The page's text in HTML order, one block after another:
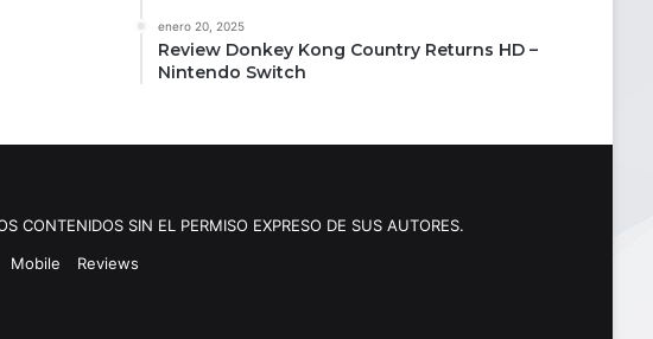
enero 20, 2025
Review Donkey Kong Country Returns HD –
Nintendo Switch
CONTENIDOS SIN EL PERMISO EXPRESO DE SUS AUTORES.
Mobile
Reviews